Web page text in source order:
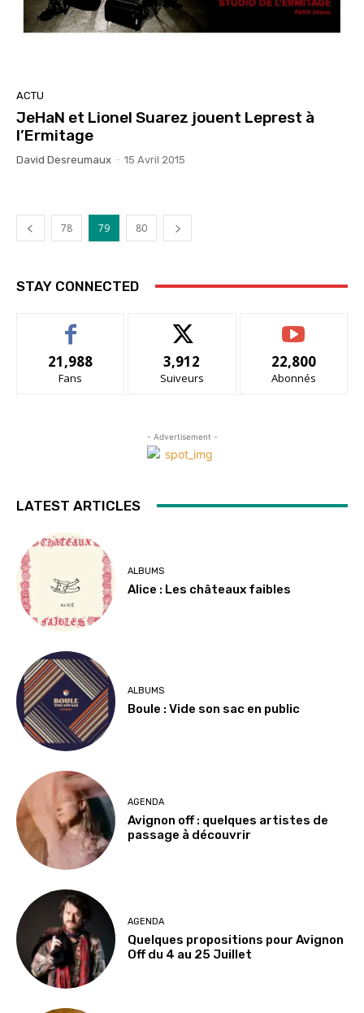
ACTU
JeHaN et Lionel Suarez jouent Leprest à
l’Ermitage
David Desreumaux - 15 Avril 2015
78 79 80
STAY CONNECTED
21,988
Fans
3,912
Suiveurs
22,800
Abonnés
- Advertisement -
LATEST ARTICLES
ALBUMS
Alice : Les châteaux faibles
ALBUMS
Boule : Vide son sac en public
AGENDA
Avignon off : quelques artistes de
passage à découvrir
AGENDA
Quelques propositions pour Avignon
Off du 4 au 25 Juillet